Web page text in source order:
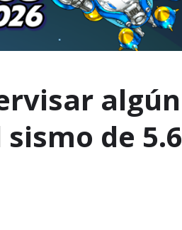
algún
de 5.6